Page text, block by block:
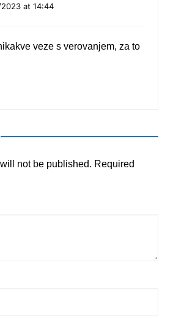
at 14:44
veze s verovanjem, za to
not be published. Required